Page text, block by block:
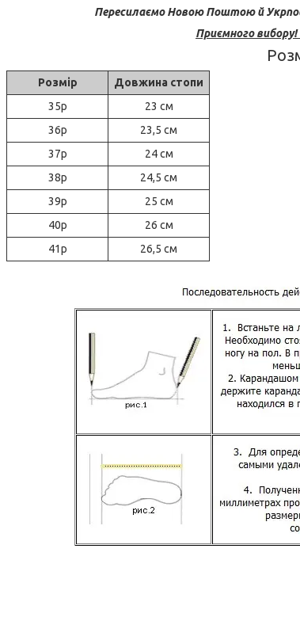
Пересилаємо Новою Поштою й
Приємного
Розмір
Довжина стопи
35р
23 см
36р
23,5 см
37р
24 см
38р
24,5 см
39р
25 см
40р
26 см
41р
26,5 см